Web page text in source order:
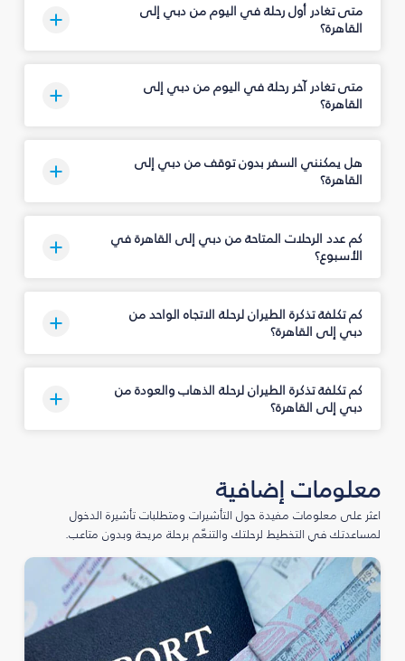
متى تغادر أول رحلة في اليوم من دبي إلى
القاهرة؟
متى تغادر آخر رحلة في اليوم من دبي إلى
القاهرة؟
هل يمكنني السفر بدون توقف من دبي إلى
القاهرة؟
كم عدد الرحلات المتاحة من دبي إلى القاهرة في
الأسبوع؟
كم تكلفة تذكرة الطيران لرحلة الاتجاه الواحد من
دبي إلى القاهرة؟
كم تكلفة تذكرة الطيران لرحلة الذهاب والعودة من
دبي إلى القاهرة؟
معلومات إضافية
اعثر على معلومات مفيدة حول التأشيرات ومتطلبات تأشيرة الدخول
لمساعدتك في التخطيط لرحلتك والتنعّم برحلة مريحة وبدون متاعب.